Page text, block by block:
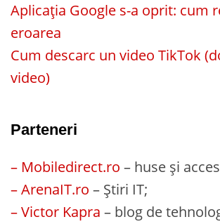
Aplicația Google s-a oprit: cum
eroarea
Cum descarc un video TikTok
video)
Parteneri
– Mobiledirect.ro – huse și
– ArenaIT.ro – Știri IT;
– Victor Kapra – blog de